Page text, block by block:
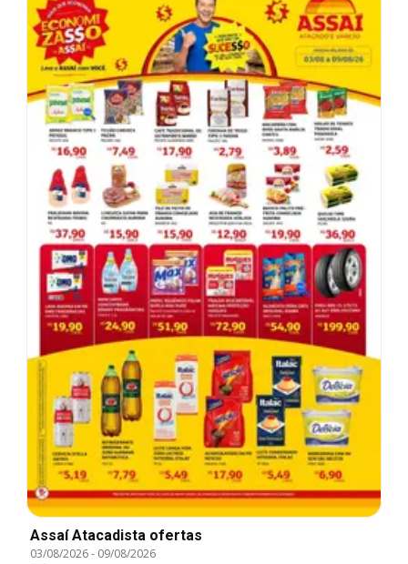
Assaí Atacadista ofertas
03/08/2026- 09/08/2026